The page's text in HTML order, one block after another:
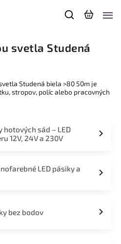
svetla Studená
Studená biela >80 50m je
stropov, políc alebo pracovných
sád – LED
12V, 24V a 230V
LED pásiky a
bez bodov